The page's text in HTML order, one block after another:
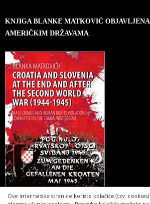
Ove internetske stranice koriste kolačiće (tzv.
KNJIGA BLANKE MATKOVIĆ
AMERIČKIM DRŽAVAMA